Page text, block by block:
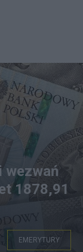
wezwań
1878,91
EMERYTURY